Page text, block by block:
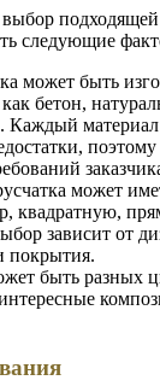
следующие
может быть
бетон,
Каждый
может
квадратную,
зависит от
покрытия.
быть разных